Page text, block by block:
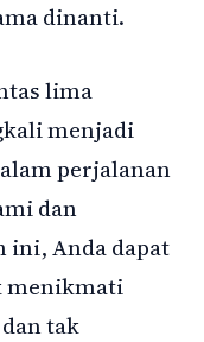
dinanti.
lima
menjadi
perjalanan
dan
ini, Anda dapat
menikmati
tak